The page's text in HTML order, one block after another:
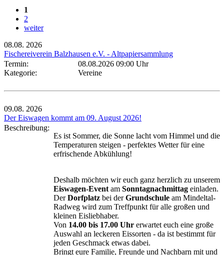
1
2
weiter
08.08. 2026
Fischereiverein Balzhausen e.V. - Altpapiersammlung
Termin:
08.08.2026 09:00 Uhr
Kategorie:
Vereine
09.08. 2026
Der Eiswagen kommt am 09. August 2026!
Beschreibung:
Es ist Sommer, die Sonne lacht vom Himmel und die
Temperaturen steigen - perfektes Wetter für eine
erfrischende Abkühlung!
Deshalb möchten wir euch ganz herzlich zu unserem
Eiswagen-Event am Sonntagnachmittag einladen.
DerDorfplatz bei derGrundschule am Mindeltal-
Radweg wird zum Treffpunkt für alle großen und
kleinen Eisliebhaber.
Von 14.00 bis 17.00 Uhr erwartet euch eine große
Auswahl an leckeren Eissorten - da ist bestimmt für
jeden Geschmack etwas dabei.
Bringt eure Familie, Freunde und Nachbarn mit und